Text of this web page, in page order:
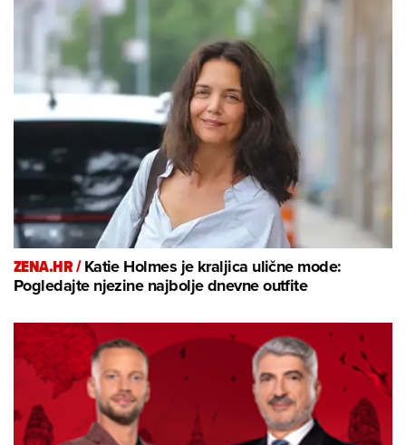
ZENA.HR /Katie Holmes je kraljica ulične mode:
Pogledajte njezine najbolje dnevne outfite